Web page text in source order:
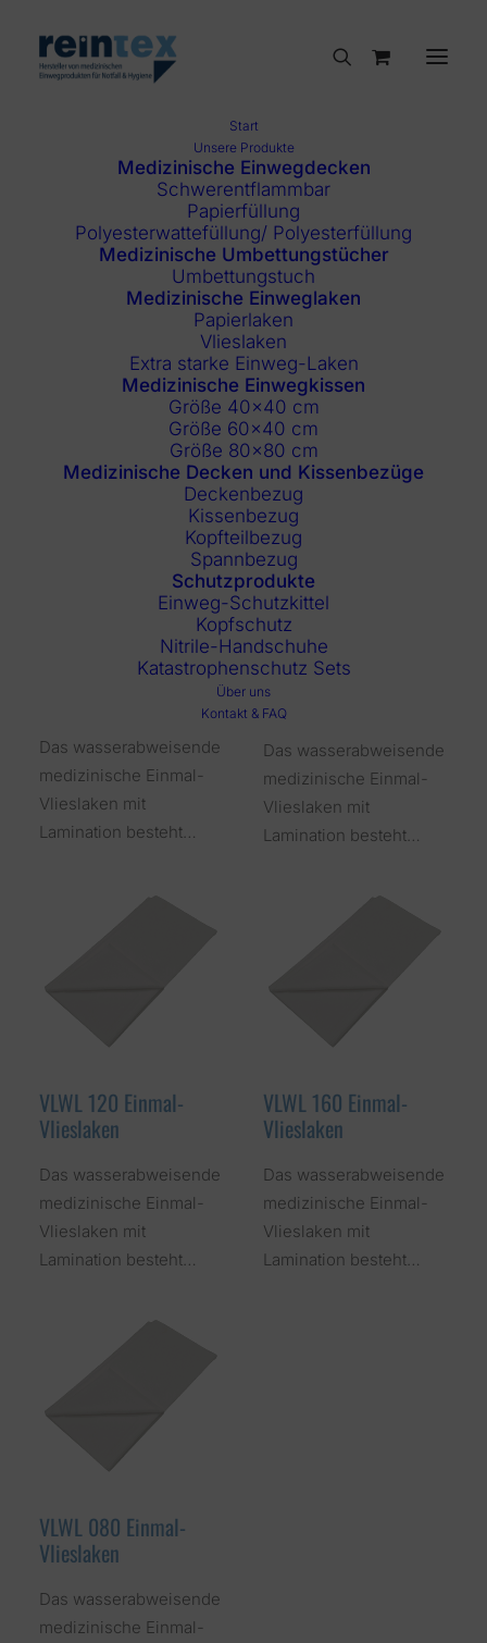
Start
Unsere Produkte
Medizinische Einwegdecken
Schwerentflammbar
Papierfüllung
Polyesterwattefüllung/ Polyesterfüllung
Medizinische Umbettungstücher
Umbettungstuch
Medizinische Einweglaken
Papierlaken
Vlieslaken
Extra starke Einweg-Laken
Medizinische Einwegkissen
Größe 40×40 cm
Größe 60×40 cm
Größe 80×80 cm
Medizinische Decken und Kissenbezüge
Deckenbezug
Kissenbezug
Kopfteilbezug
Spannbezug
Schutzprodukte
Einweg-Schutzkittel
Kopfschutz
Nitrile-Handschuhe
Katastrophenschutz Sets
Über uns
Kontakt & FAQ
Weiß
Filter anzeigen
VLBL 120 Einmal-
Das wasserabweisende
medizinische Einmal-
Vlieslaken mit
Lamination besteht…
VLWL 100 Einmal-
Vlieslaken
Das wasserabweisende
medizinische Einmal-
Vlieslaken mit
Lamination besteht…
VLWL 120 Einmal-
Vlieslaken
Das wasserabweisende
medizinische Einmal-
Vlieslaken mit
Lamination besteht…
VLWL 160 Einmal-
Vlieslaken
Das wasserabweisende
medizinische Einmal-
Vlieslaken mit
Lamination besteht…
VLWL 080 Einmal-
Vlieslaken
Das wasserabweisende
medizinische Einmal-